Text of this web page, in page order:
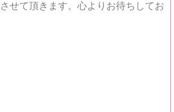
せて頂きます。心よりお待ちしてお